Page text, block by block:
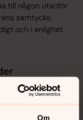
Om
till någon utanför
samtycke,
och i enlighet
antecknas under
för historiska